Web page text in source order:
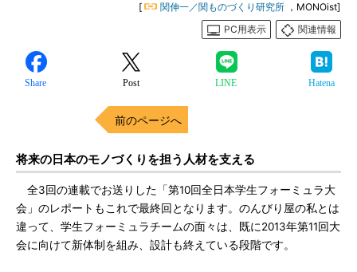
[ 関伸一／関ものづくり研究所 ，MONOist]
PC用表示
関連情報
Share Post LINE Hatena
前のページへ
将来の日本のモノづくりを担う人材を支える
全3回の連載でお送りした「第10回全日本学生フォーミュラ大
会」のレポートもこれで最終回となります。のんびり屋の私とは
違って、学生フォーミュラチームの面々は、既に2013年第11回大
会に向けて新体制を組み、設計も終えている段階です。